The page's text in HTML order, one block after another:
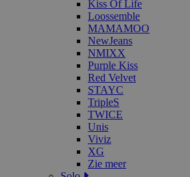
Kiss Of Life
Loossemble
MAMAMOO
NewJeans
NMIXX
Purple Kiss
Red Velvet
STAYC
TripleS
TWICE
Unis
Viviz
XG
Zie meer